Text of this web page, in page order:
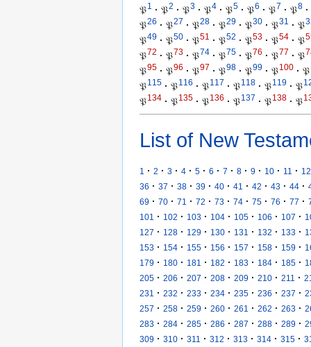
𝔓1 · 𝔓2 · 𝔓3 · 𝔓4 · 𝔓5 · 𝔓6 · 𝔓7 · 𝔓8 ·
𝔓26 · 𝔓27 · 𝔓28 · 𝔓29 · 𝔓30 · 𝔓31 · 𝔓
𝔓49 · 𝔓50 · 𝔓51 · 𝔓52 · 𝔓53 · 𝔓54 · 𝔓
𝔓72 · 𝔓73 · 𝔓74 · 𝔓75 · 𝔓76 · 𝔓77 · 𝔓
𝔓95 · 𝔓96 · 𝔓97 · 𝔓98 · 𝔓99 · 𝔓100 · 𝔓
𝔓115 · 𝔓116 · 𝔓117 · 𝔓118 · 𝔓119 · 𝔓
𝔓134 · 𝔓135 · 𝔓136 · 𝔓137 · 𝔓138 · 𝔓
List of New
1 · 2 · 3 · 4 · 5 · 6 · 7 · 8 · 9 · 10 · 11 · 12
36 · 37 · 38 · 39 · 40 · 41 · 42 · 43 · 44 ·
69 · 70 · 71 · 72 · 73 · 74 · 75 · 76 · 77 ·
101
· 102 · 103 · 104 · 105 · 106 · 107 ·
127 · 128 · 129 · 130 · 131 · 132 · 133 ·
153 · 154 · 155 · 156 · 157 · 158 · 159 ·
179 · 180 · 181 · 182 · 183 · 184 · 185 ·
205 · 206 · 207 · 208 · 209 · 210 · 211 ·
231
· 232 · 233 · 234 · 235 · 236 · 237 ·
257 · 258 · 259 · 260 · 261 · 262 · 263 ·
283 · 284 · 285 · 286 · 287 · 288 · 289 ·
309 · 310 · 311 · 312 · 313 · 314 · 315 ·